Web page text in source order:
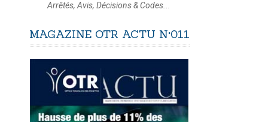
Arrêtés, Avis, Décisions & Codes...
MAGAZINE OTR ACTU N°011